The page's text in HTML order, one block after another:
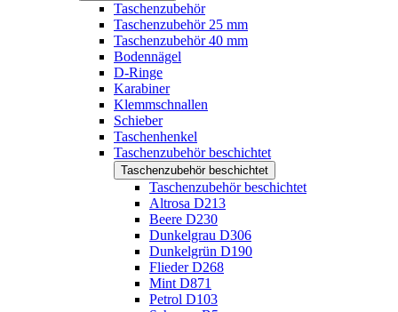
Taschenzubehör
Taschenzubehör 25 mm
Taschenzubehör 40 mm
Bodennägel
D-Ringe
Karabiner
Klemmschnallen
Schieber
Taschenhenkel
Taschenzubehör beschichtet
Taschenzubehör beschichtet
Taschenzubehör beschichtet
Altrosa D213
Beere D230
Dunkelgrau D306
Dunkelgrün D190
Flieder D268
Mint D871
Petrol D103